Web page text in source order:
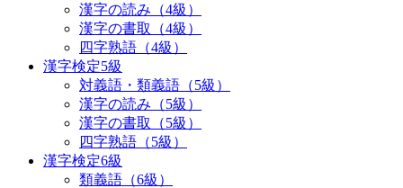
漢字の読み（4級）
漢字の書取（4級）
四字熟語（4級）
漢字検定5級
対義語・類義語（5級）
漢字の読み（5級）
漢字の書取（5級）
四字熟語（5級）
漢字検定6級
類義語（6級）